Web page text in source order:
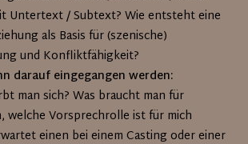
Untertext / Subtext? Wie entsteht eine
als Basis für (szenische)
und Konfliktfähigkeit?
darauf eingegangen werden:
man sich? Was braucht man für
welche Vorsprechrolle ist für mich
einen bei einem Casting oder einer